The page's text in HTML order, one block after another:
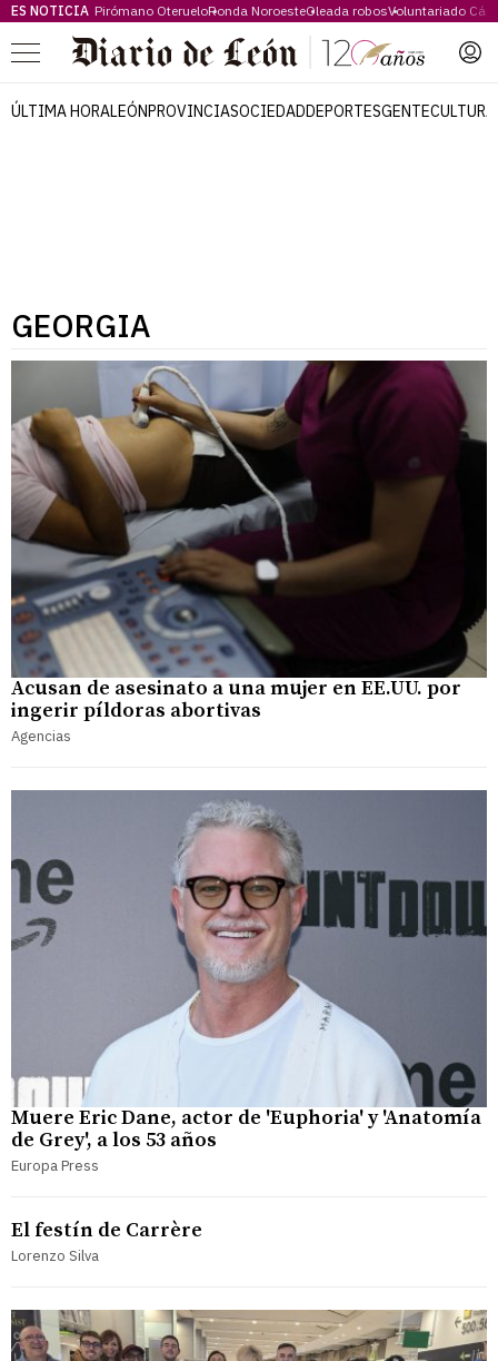
ES NOTICIA Pirómano OterueloRonda NoroesteOleada robosVoluntariado
Menú
ÚLTIMA HORALEÓNPROVINCIASOCIEDADDEPORTESGENTECULTURA
GEORGIA
Acusan de asesinato a una mujer en EE.UU. por
ingerir píldoras abortivas
Agencias
Muere Eric Dane, actor de 'Euphoria' y 'Anatomía
de Grey', a los 53 años
Europa Press
El festín de Carrère
Lorenzo Silva